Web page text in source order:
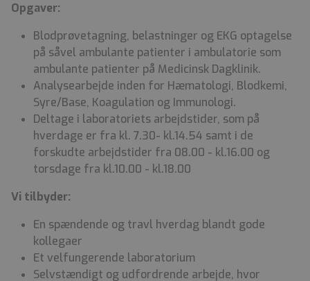
Opgaver:
Blodprøvetagning, belastninger og EKG optagelse
på såvel ambulante patienter i ambulatorie som
ambulante patienter på Medicinsk Dagklinik.
Analysearbejde inden for Hæmatologi, Blodkemi,
Syre/Base, Koagulation og Immunologi.
Deltage i laboratoriets arbejdstider, som på
hverdage er fra kl. 7.30- kl.14.54 samt i de
forskudte arbejdstider fra 08.00 - kl.16.00 og
torsdage fra kl.10.00 - kl.18.00
Vi tilbyder:
En spændende og travl hverdag blandt gode
kollegaer
Et velfungerende laboratorium
Selvstændigt og udfordrende arbejde, hvor